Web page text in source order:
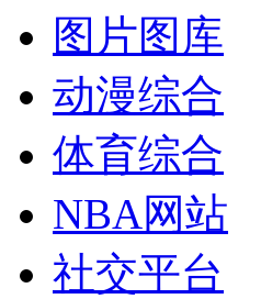
图片图库
动漫综合
体育综合
NBA网站
社交平台